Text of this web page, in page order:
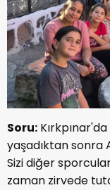
Soru:
yaşadıktan sonra
Sizi diğer
zaman zirvede